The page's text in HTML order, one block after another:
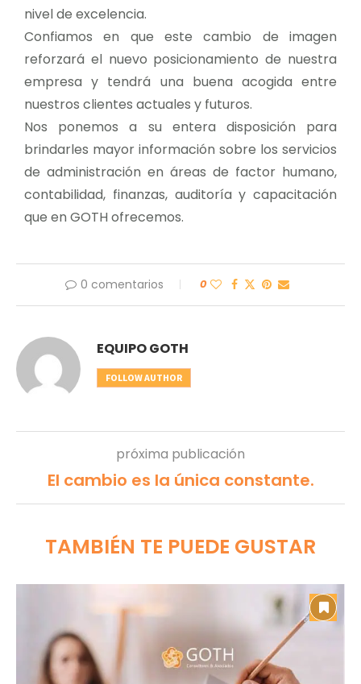
nivel de excelencia.
Confiamos en que este cambio de imagen
reforzará el nuevo posicionamiento de nuestra
empresa y tendrá una buena acogida entre
nuestros clientes actuales y futuros.
Nos ponemos a su entera disposición para
brindarles mayor información sobre los servicios
de administración en áreas de factor humano,
contabilidad, finanzas, auditoría y capacitación
que en GOTH ofrecemos.
0 comentarios 0
EQUIPO GOTH
FOLLOW AUTHOR
próxima publicación
El cambio es la única constante.
TAMBIÉN TE PUEDE GUSTAR